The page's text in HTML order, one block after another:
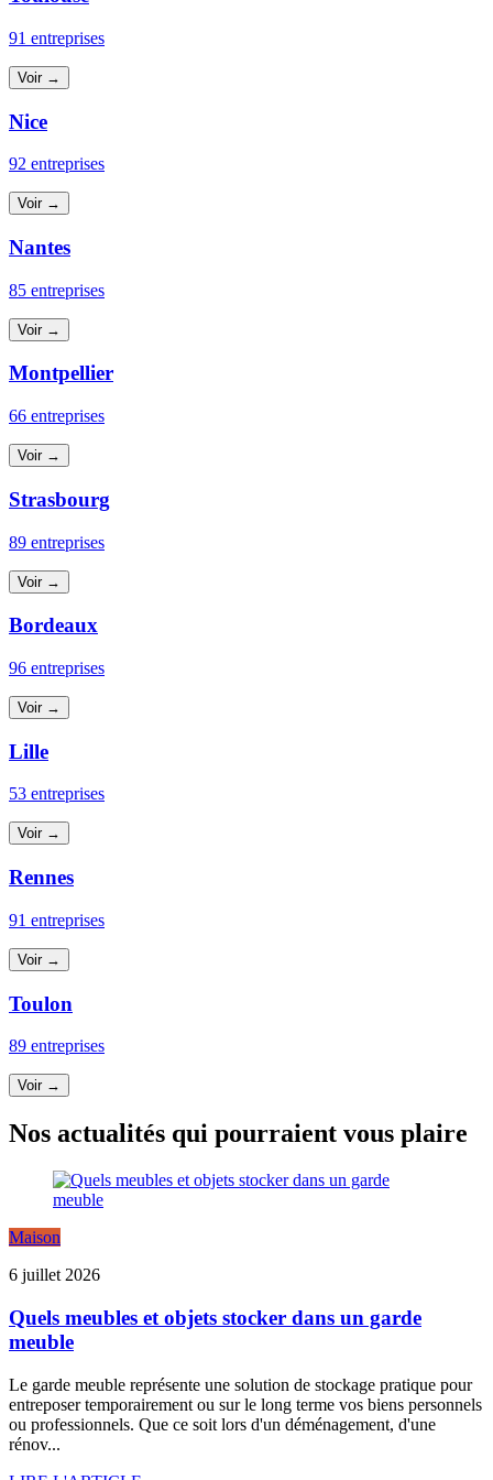
91 entreprises
Voir →
Nice
92 entreprises
Voir →
Nantes
85 entreprises
Voir →
Montpellier
66 entreprises
Voir →
Strasbourg
89 entreprises
Voir →
Bordeaux
96 entreprises
Voir →
Lille
53 entreprises
Voir →
Rennes
91 entreprises
Voir →
Toulon
89 entreprises
Voir →
Nos actualités qui pourraient vous plaire
Maison
6 juillet 2026
Quels meubles et objets stocker dans un garde
meuble
Le garde meuble représente une solution de stockage pratique pour
entreposer temporairement ou sur le long terme vos biens personnels
ou professionnels. Que ce soit lors d'un déménagement, d'une
rénov...